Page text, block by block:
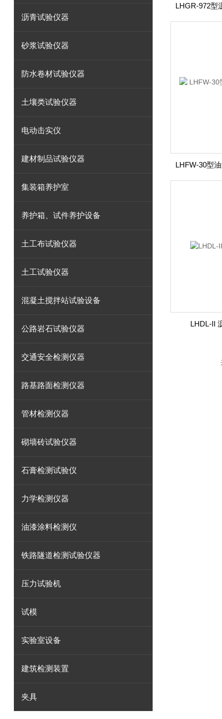
沥青试验仪器
砂浆试验仪器
防水卷材试验仪器
土壤类试验仪器
电动击实仪
建材制品试验仪器
集装箱养护室
养护箱、试件养护设备
土工布试验仪器
土工试验仪器
混凝土搅拌站试验设备
公路岩石试验仪器
交通安全检测仪器
路基路面检测仪器
管材检测仪器
砌墙砖试验仪器
石膏检测试验仪
力学检测仪器
油漆涂料检测仪
铁路隧道检测试验仪器
压力试验机
试模
实验室设备
建筑检测装置
夹具
LHDL-II